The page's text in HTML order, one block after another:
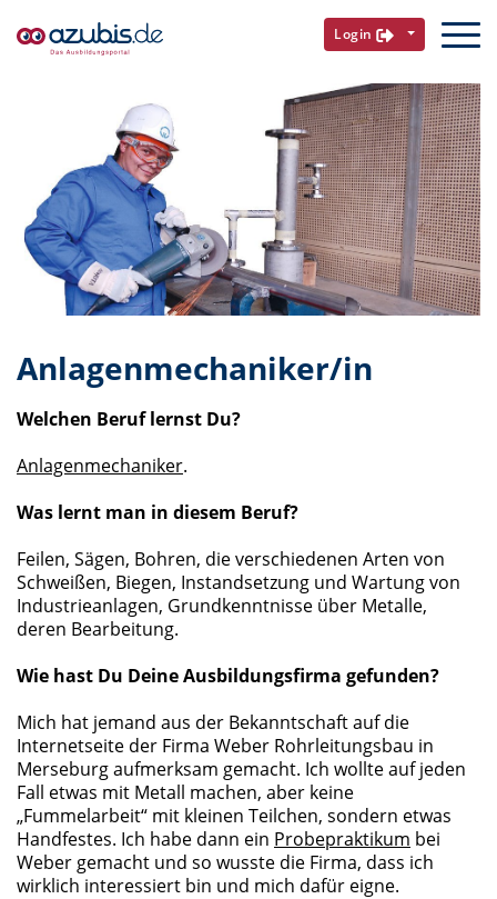
Login
Anlagenmechaniker/in
Welchen Beruf lernst Du?
Anlagenmechaniker.
Was lernt man in diesem Beruf?
Feilen, Sägen, Bohren, die verschiedenen Arten von
Schweißen, Biegen, Instandsetzung und Wartung von
Industrieanlagen, Grundkenntnisse über Metalle,
deren Bearbeitung.
Wie hast Du Deine Ausbildungsfirma gefunden?
Mich hat jemand aus der Bekanntschaft auf die
Internetseite der Firma Weber Rohrleitungsbau in
Merseburg aufmerksam gemacht. Ich wollte auf jeden
Fall etwas mit Metall machen, aber keine
„Fummelarbeit“ mit kleinen Teilchen, sondern etwas
Handfestes. Ich habe dann ein Probepraktikum bei
Weber gemacht und so wusste die Firma, dass ich
wirklich interessiert bin und mich dafür eigne.